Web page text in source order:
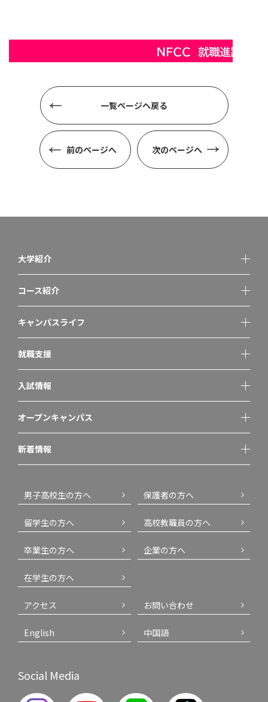
前のページへ
一覧ページへ戻る
次のページへ
大学紹介
コース紹介
キャンパスライフ
就職支援
入試情報
オープンキャンパス
新着情報
男子高校生の方へ 保護者の方へ
留学生の方へ 高校教職員の方へ
卒業生の方へ 企業の方へ
在学生の方へ
アクセス お問い合わせ
English 中国語
Social Media